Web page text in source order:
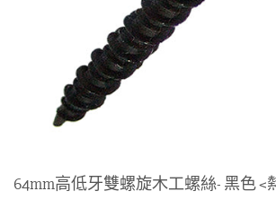
64mm高低牙雙螺旋木工螺絲- 黑色 <